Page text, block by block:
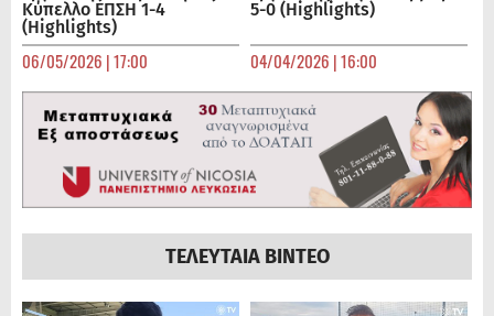
Κύπελλο ΕΠΣΗ 1-4
(Highlights)
06/05/2026 | 17:00
5-0 (Highlights)
04/04/2026 | 16:00
ΤΕΛΕΥΤΑΙΑ ΒΙΝΤΕΟ